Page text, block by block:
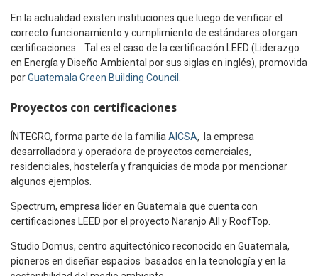
En la actualidad existen instituciones que luego de verificar el
correcto funcionamiento y cumplimiento de estándares otorgan
certificaciones. Tal es el caso de la certificación LEED (Liderazgo
en Energía y Diseño Ambiental por sus siglas en inglés), promovida
porGuatemala Green Building Council
Proyectos con certificaciones
ÍNTEGRO, forma parte de la familiaAICSA, la empresa
desarrolladora y operadora de proyectos comerciales,
residenciales, hostelería y franquicias de moda por mencionar
algunos ejemplos.
Spectrum, empresa líder en Guatemala que cuenta con
certificaciones LEED por el proyecto Naranjo All y RoofTop.
Studio Domus, centro aquitectónico reconocido en Guatemala,
pioneros en diseñar espacios basados en la tecnología y en la